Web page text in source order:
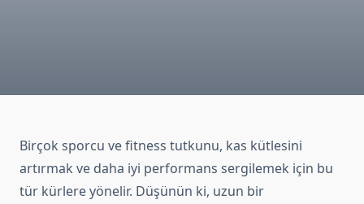
Birçok sporcu ve fitness tutkunu, kas kütlesini
artırmak ve daha iyi performans sergilemek için bu
tür kürlere yönelir. Düşünün ki, uzun bir